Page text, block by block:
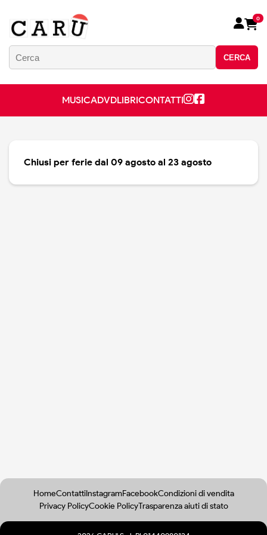
CERCA
0
MUSICADVDLIBRICONTATTI
Chiusi per ferie dal 09 agosto al 23 agosto
HomeContattiInstagramFacebookCondizioni di vendita
Privacy PolicyCookie PolicyTrasparenza aiuti di stato